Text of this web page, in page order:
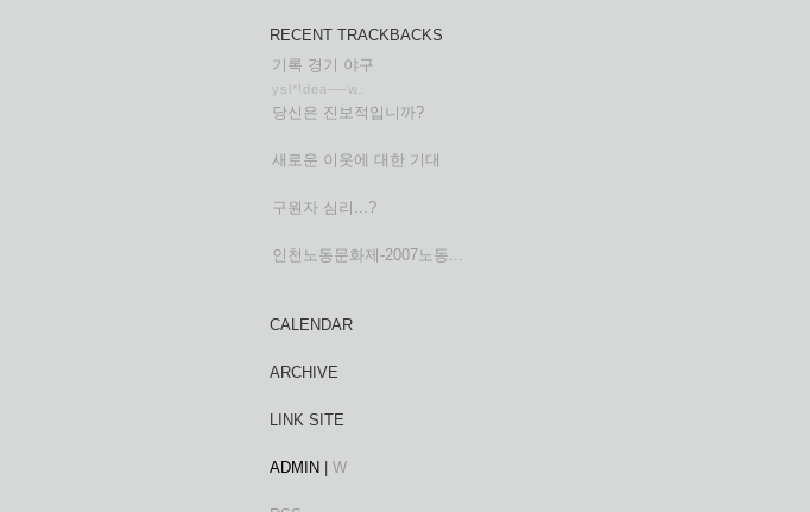
RECENT TRACKBACKS
기록 경기 야구
y s l * ! d e a ----- w...
당신은 진보적입니까?
새로운 이웃에 대한 기대
구원자 심리...?
인천노동문화제-2007노동...
CALENDAR
ARCHIVE
LINK SITE
ADMIN W